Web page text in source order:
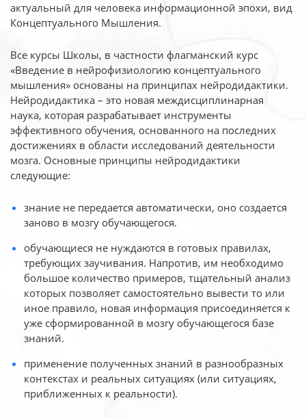
актуальный для человека информационной эпохи, вид
Концептуального Мышления.
Все курсы Школы, в частности флагманский курс
«Введение в нейрофизиологию концептуального
мышления» основаны на принципах нейродидактики.
Нейродидактика – это новая междисциплинарная
наука, которая разрабатывает инструменты
эффективного обучения, основанного на последних
достижениях в области исследований деятельности
мозга. Основные принципы нейродидактики
следующие:
знание не передается автоматически, оно создается
заново в мозгу обучающегося.
обучающиеся не нуждаются в готовых правилах,
требующих заучивания. Напротив, им необходимо
большое количество примеров, тщательный анализ
которых позволяет самостоятельно вывести то или
иное правило, новая информация присоединяется к
уже сформированной в мозгу обучающегося базе
знаний.
применение полученных знаний в разнообразных
контекстах и реальных ситуациях (или ситуациях,
приближенных к реальности).